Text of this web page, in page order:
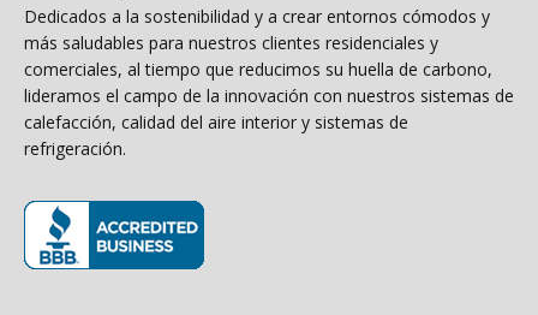
Dedicados a la sostenibilidad y a crear entornos cómodos y
más saludables para nuestros clientes residenciales y
comerciales, al tiempo que reducimos su huella de carbono,
lideramos el campo de la innovación con nuestros sistemas de
calefacción, calidad del aire interior y sistemas de
refrigeración.